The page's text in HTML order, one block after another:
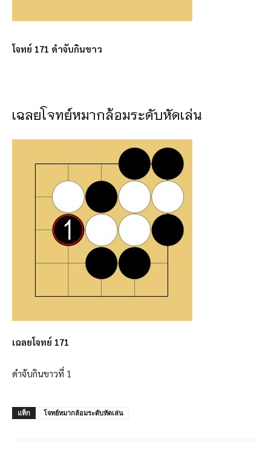
โจทย์ 171 ดำจับกินขาว
เฉลยโจทย์หมากล้อมระดับหัดเล่น
เฉลยโจทย์ 171
ดำจับกินขาวที่ 1
แท็ก โจทย์หมากล้อมระดับหัดเล่น